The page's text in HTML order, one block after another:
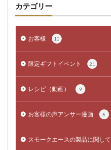
カテゴリー
お客様 10
限定ギフトイベント 21
レシピ（動画） 9
お客様の声アンサー漫画 8
スモークエースの製品に関して